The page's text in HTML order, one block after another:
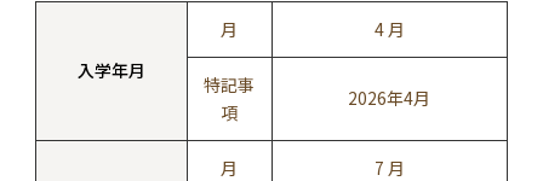
入学年月
月 4 月
特記事
項
2026年4月
月 7 月